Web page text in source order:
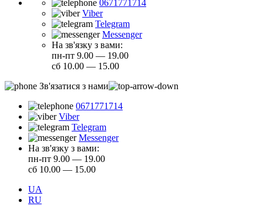
0671771714
Viber
Telegram
Messenger
На зв'язку з вами:
пн-пт 9.00 — 19.00
сб 10.00 — 15.00
Зв'язатися з нами
0671771714
Viber
Telegram
Messenger
На зв'язку з вами:
пн-пт 9.00 — 19.00
сб 10.00 — 15.00
UA
RU